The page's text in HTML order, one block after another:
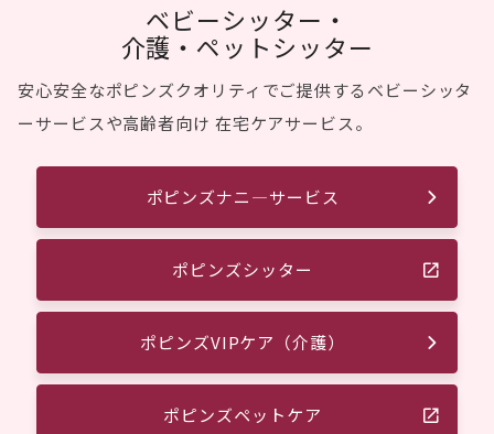
ベビーシッター・
介護・ペットシッター
安心安全なポピンズクオリティでご提供するベビーシッタ
ーサービスや高齢者向け 在宅ケアサービス。
ポピンズナニ―サービス
ポピンズシッター
ポピンズVIPケア（介護）
ポピンズペットケア